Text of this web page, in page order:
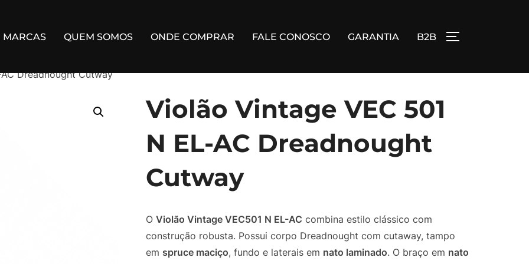
MARCAS QUEM SOMOS ONDE COMPRAR FALE CONOSCO GARANTIA B2B ALTERNAR
Dreadnought Cutway
Violão Vintage VEC 501
N EL-AC Dreadnought
Cutway
O Violão Vintage VEC501 N EL-AC combina estilo clássico com
construção robusta. Possui corpo Dreadnought com cutaway, tampo
em spruce maciço, fundo e laterais em nato laminado. O braço em nato